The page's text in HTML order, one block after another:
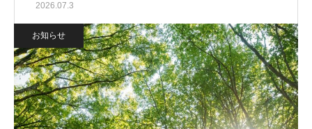
2026.07.3
お知らせ